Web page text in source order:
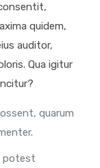
quidem,
auditor,
Qua igitur
quarum
potest